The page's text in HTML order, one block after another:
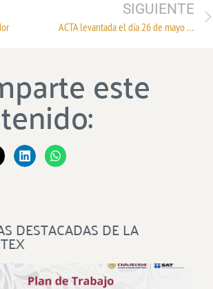
SIGUIENTE
ACTA levantada el día 26 de mayo de 2021, firmada por los representantes obreros y patronales de la Comisión de Ordenación y Estilo del Contrato Ley de la Industria Textil del Ramo de la Lana
este
DESTACADAS DE LA